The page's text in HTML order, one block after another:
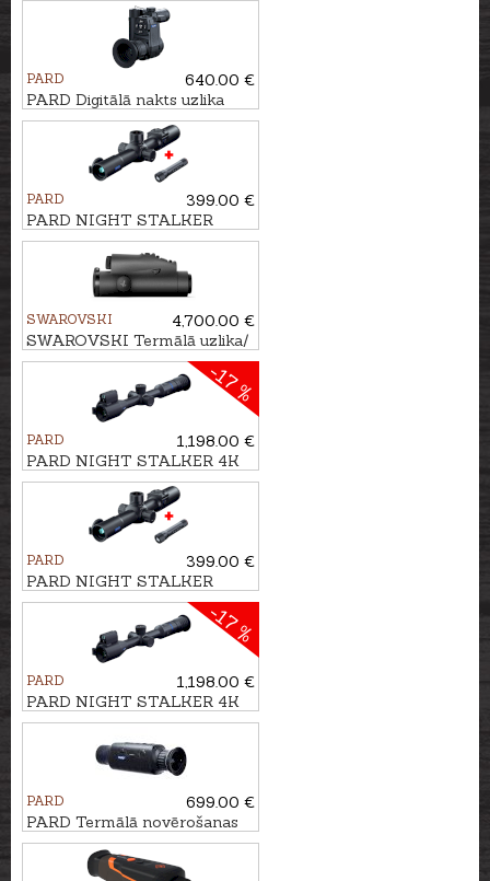
PARD
640.00 €
PARD Digitālā nakts uzlika
NV007SP2 4K LRF ar
tālmēru - 940nm
PARD
399.00 €
PARD NIGHT STALKER
MINI ar TL3 piegaismotāju
SWAROVSKI
4,700.00 €
SWAROVSKI Termālā uzlika/
monoklis TX ENCOUNTER
-17 %
PARD
1,198.00 €
PARD NIGHT STALKER 4K
eX - 70/940nm ar tālmēru
PARD
399.00 €
PARD NIGHT STALKER
MINI ar TL3 piegaismotāju
-17 %
PARD
1,198.00 €
PARD NIGHT STALKER 4K
eX - 70/850nm ar tālmēru
PARD
699.00 €
PARD Termālā novērošanas
kamera Leopard 256